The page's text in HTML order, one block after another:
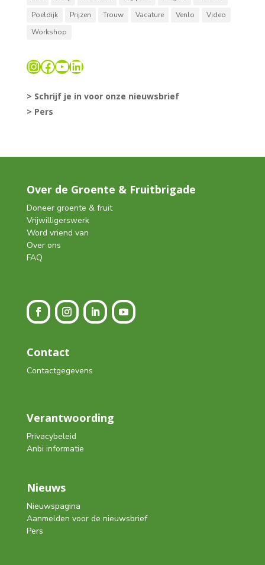
Poeldijk
Prijzen Trouw Vacature Venlo
Video
Workshop
Instagram
Facebook
YouTube
LinkedIn
> Schrijf je in voor onze nieuwsbrief
> Pers
Over de Groente & Fruitbrigade
Doneer groente & fruit
Vrijwilligerswerk
Word vriend van
Over ons
FAQ
Contact
Contactgegevens
Verantwoording
Privacybeleid
Anbi informatie
Nieuws
Nieuwspagina
Aanmelden voor de nieuwsbrief
Pers